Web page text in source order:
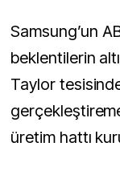
Samsung’un
beklentilerin
Taylor
üretim hattı